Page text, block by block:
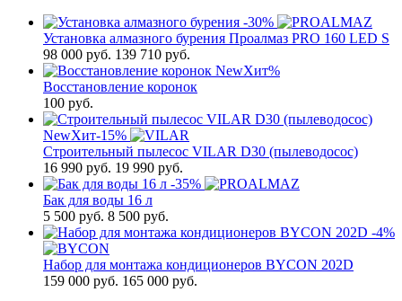
-30%
Установка алмазного бурения Проалмаз PRO 160 LED S
98 000 руб. 139 710 руб.
NewХит%
Восстановление коронок
100 руб.
NewХит-15%
Строительный пылесос VILAR D30 (пылеводосос)
16 990 руб. 19 990 руб.
-35%
Бак для воды 16 л
5 500 руб. 8 500 руб.
-4%
Набор для монтажа кондиционеров BYCON 202D
159 000 руб. 165 000 руб.